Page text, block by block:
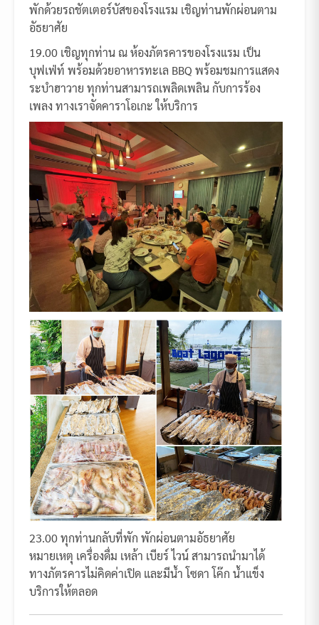
พักด้วยรถชัตเตอร์บัสของโรงแรม เชิญท่านพักผ่อนตาม
อัธยาศัย
19.00 เชิญทุกท่าน ณ ห้องภัตรคารของโรงแรม เป็น
บุฟเฟ่ท์ พร้อมด้วยอาหารทะเล BBQ พร้อมชมการแสดง
ระบำฮาวาย ทุกท่านสามารถเพลิดเพลิน กับการร้อง
เพลง ทางเราจัดคาราโอเกะ ให้บริการ
23.00 ทุกท่านกลับที่พัก พักผ่อนตามอัธยาศัย
หมายเหตุ เครื่องดื่ม เหล้า เบียร์ ไวน์ สามารถนำมาได้
ทางภัตรคารไม่คิดค่าเปิด และมีน้ำ โซดา โค๊ก น้ำแข็ง
บริการให้ตลอด